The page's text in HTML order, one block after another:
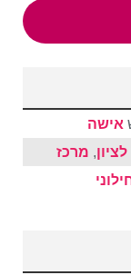
אישה
, מרכז